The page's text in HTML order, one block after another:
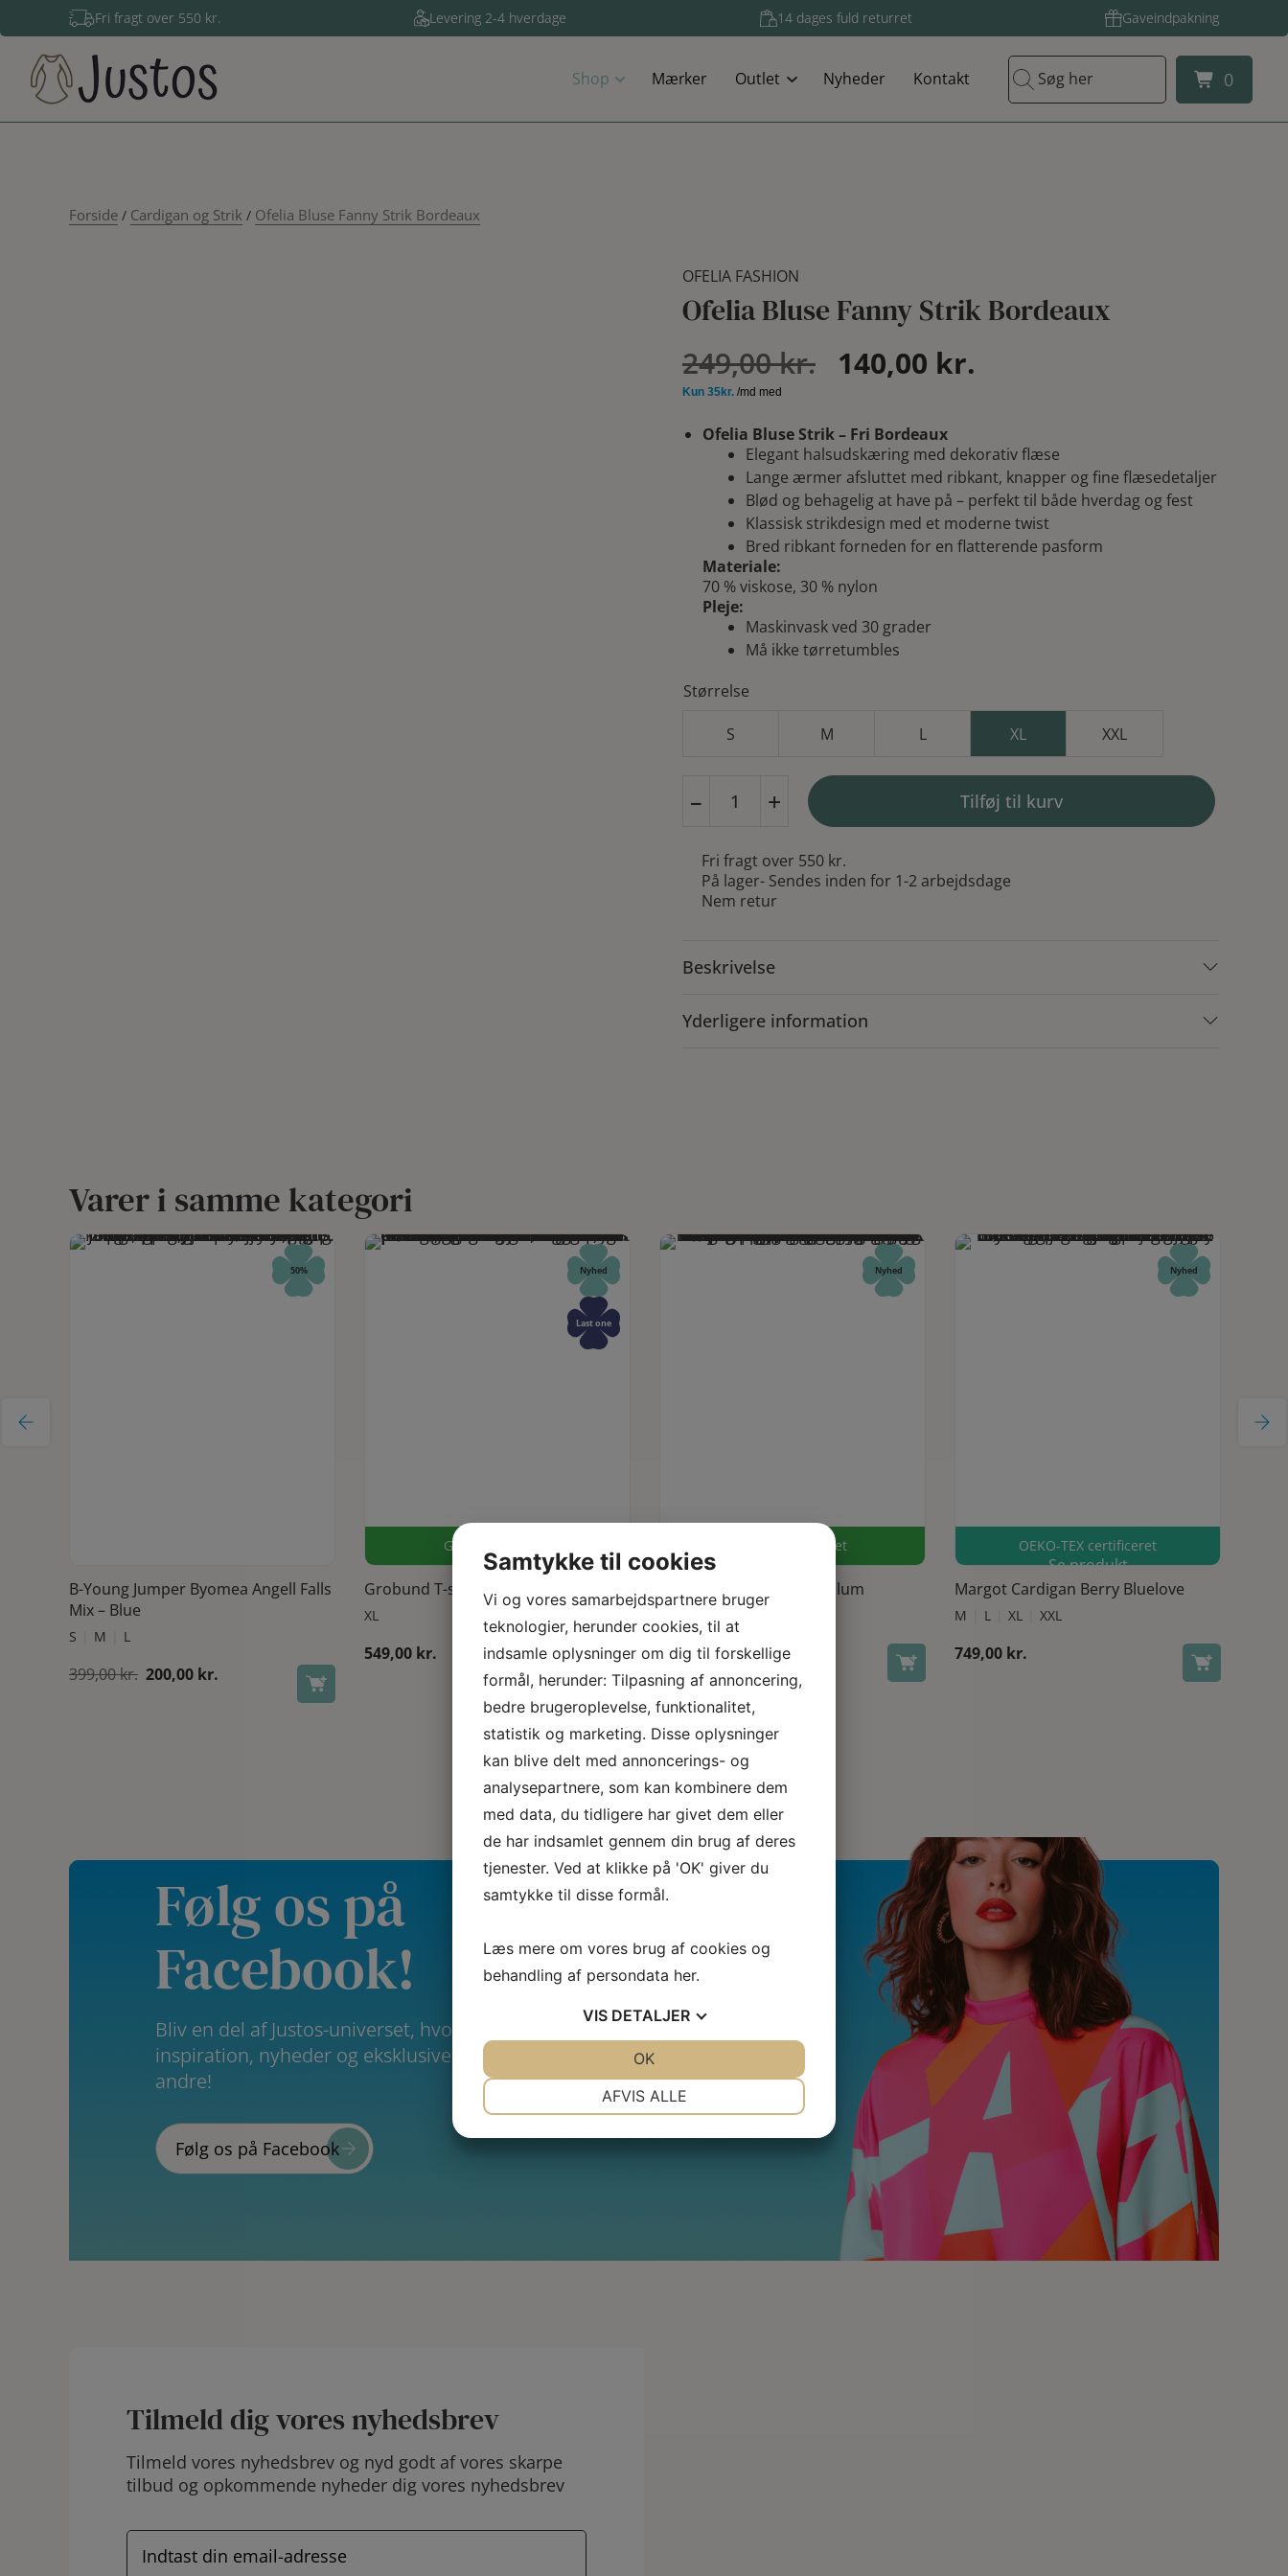
til
indholdet
Fri fragt over 550 kr. Levering 2-4 hverdage 14 dages fuld returret Gaveindpakning
Shop Mærker Outlet Nyheder Kontakt Søg her 0
0
Forside / Cardigan og Strik / Ofelia Bluse Fanny Strik Bordeaux
OFELIA FASHION
Ofelia Bluse Fanny Strik Bordeaux
249,00kr.
Den
pris
var:
249,00 kr..
140,00 kr.
pris
er:
140,00 kr..
Ofelia Bluse Strik – Fri Bordeaux
Elegant halsudskæring med dekorativ flæse
Lange ærmer afsluttet med ribkant, knapper og fine flæsedetaljer
Blød og behagelig at have på – perfekt til både hverdag og fest
Klassisk strikdesign med et moderne twist
Bred ribkant forneden for en flatterende pasform
Materiale:
70 % viskose, 30 % nylon
Pleje:
Maskinvask ved 30 grader
Må ikke tørretumbles
Størrelse
S M L XL XXL
–
Bluse
Strik
Bordeaux
antal
+ Tilføj til kurv
Fri fragt over 550 kr.
På lager- Sendes inden for 1-2 arbejdsdage
Nem retur
Beskrivelse
Yderligere information
Varer i samme kategori
50%
B-Young Jumper Byomea Angell Falls
Mix – Blue
S M L
399,00kr. Den
200,00 kr.
Nyhed
Last one
GOTS certificeret
Se produkt
Dette vare har flere varianter. Mulighederne kan vælges på varesiden
Grobund T-shirts Almine Nougat
XL
549,00 kr.
Nyhed
GOTS certificeret
Dette vare har flere varianter. Mulighederne kan vælges på varesiden
Grobund T-shirts Thea Plum
599,00 kr.
Nyhed
OEKO-TEX certificeret
Se produktDette vare har flere varianter. Mulighederne kan vælges på varesiden
Margot Cardigan Berry Bluelove
M L XL XXL
749,00 kr.
Følg os på
Facebook!
Bliv en del af Justos-universet, hvor du får
inspiration, nyheder og eksklusive tilbud før alle
andre!
Følg os på Facebook
Tilmeld dig vores nyhedsbrev
Tilmeld vores nyhedsbrev og nyd godt af vores skarpe
tilbud og opkommende nyheder dig vores nyhedsbrev
E
Samtykke til cookies
Vi og vores samarbejdspartnere bruger
teknologier, herunder cookies, til at
indsamle oplysninger om dig til forskellige
formål, herunder: Tilpasning af annoncering,
bedre brugeroplevelse, funktionalitet,
statistik og marketing. Disse oplysninger
kan blive delt med annoncerings- og
analysepartnere, som kan kombinere dem
med data, du tidligere har givet dem eller
de har indsamlet gennem din brug af deres
tjenester. Ved at klikke på 'OK' giver du
samtykke til disse formål.
Læs mere om vores brug af cookies og
behandling af persondata her.
VIS DETALJER
AFVIS ALLE
OK